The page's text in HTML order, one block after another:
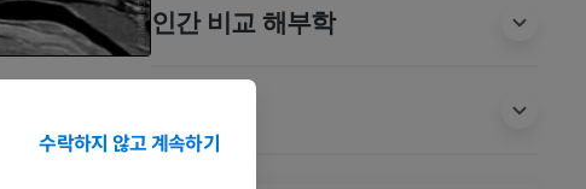
인간 비교 해부학
수락하지 않고 계속하기